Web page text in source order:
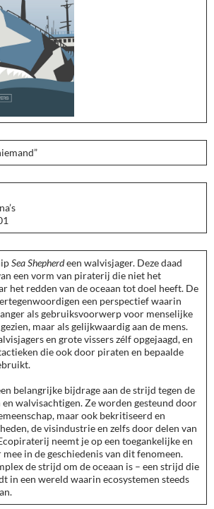
Sea Shepherdeen walvisjager. Deze daad
een vorm van piraterij die niet het
het redden van de oceaan tot doel heeft. De
een perspectief waarin
als gebruiksvoorwerp voor menselijke
maar als gelijkwaardig aan de mens.
en grote vissers zélf opgejaagd, en
die ook door piraten en bepaalde
belangrijke bijdrage aan de strijd tegen de
walvisachtigen. Ze worden gesteund door
maar ook bekritiseerd en
de visindustrie en zelfs door delen van
neemt je op een toegankelijke en
in de geschiedenis van dit fenomeen.
de strijd om de oceaan is – een strijd die
in een wereld waarin ecosystemen steeds